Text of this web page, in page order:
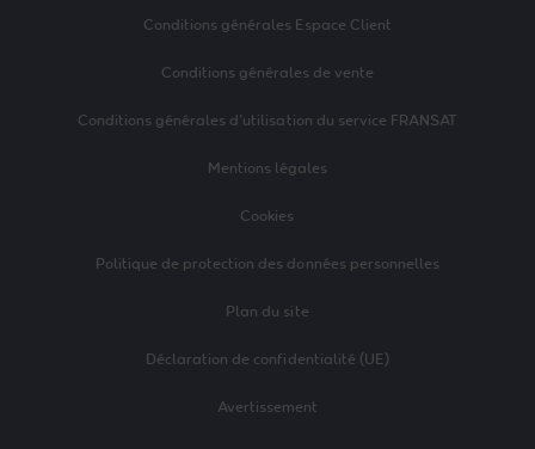
Conditions générales Espace Client
Conditions générales de vente
Conditions générales d’utilisation du service FRANSAT
Mentions légales
Cookies
Politique de protection des données personnelles
Plan du site
Déclaration de confidentialité (UE)
Avertissement